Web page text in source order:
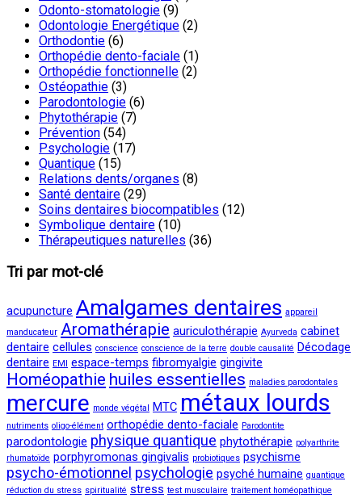
Odonto-stomatologie (9)
Odontologie Energétique (2)
Orthodontie (6)
Orthopédie dento-faciale (1)
Orthopédie fonctionnelle (2)
Ostéopathie (3)
Parodontologie (6)
Phytothérapie (7)
Prévention (54)
Psychologie (17)
Quantique (15)
Relations dents/organes (8)
Santé dentaire (29)
Soins dentaires biocompatibles (12)
Symbolique dentaire (10)
Thérapeutiques naturelles (36)
Tri par mot-clé
acupuncture Amalgames dentaires appareil
manducateur Aromathérapie auriculothérapie Ayurveda cabinet
dentaire cellules conscience conscience de la terre double causalité Décodage
dentaire EMI espace-temps fibromyalgie gingivite
Homéopathie huiles essentielles maladies parodontales
mercure monde végétal MTC métaux lourds
nutriments oligo-élément orthopédie dento-faciale Parodontite
parodontologie physique quantique phytothérapie polyarthrite
rhumatoïde porphyromonas gingivalis probiotiques psychisme
psycho-émotionnel psychologie psyché humaine quantique
réduction du stress spiritualité stress test musculaire traitement homéopathique